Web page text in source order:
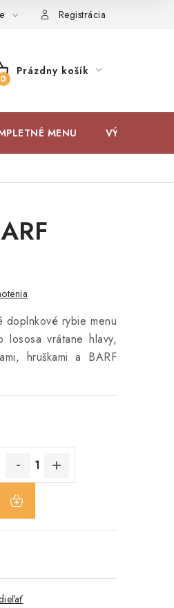
Registrácia
Prázdny košík
MENU VÝPREDAJ
doplnkové rybie menu
vrátane hlavy,
hruškami a BARF